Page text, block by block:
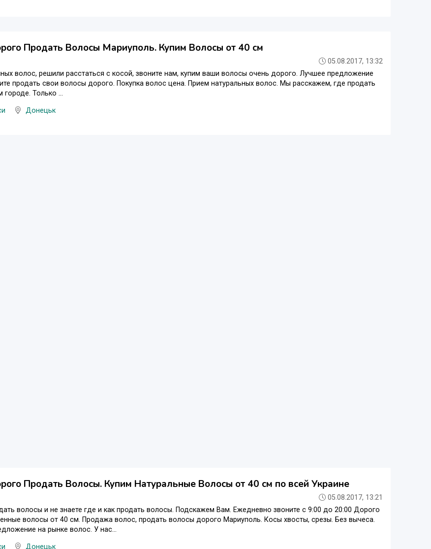
Продать Волосы Мариуполь. Купим Волосы от 40 см
05.08.2017, 13:32
вoлос, решили расстаться с косой, звоните нам, купим ваши волосы очень дорого. Лучшее предложение
продать свои волосы дорого. Покупка волос цена. Пpием натуральных волос. Мы расскажем, где продать
Только ...
Донецьк
Продать Волосы. Купим Натуральные Волосы от 40 см по всей Украине
05.08.2017, 13:21
волосы и не знаете где и как продать волосы. Подскажем Вам. Ежедневно звоните с 9:00 до 20:00 Дорого
волосы от 40 см. Продажа волос, продать волосы дорого Мариуполь. Косы хвосты, срезы. Без вычеса.
на рынке волос. У нас...
Донецьк